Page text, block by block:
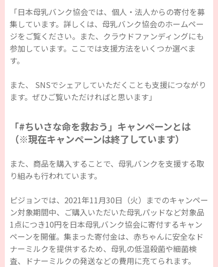
「日本母乳バンク協会では、個人・法人からの寄付を募
集しています。詳しくは、母乳バンク協会のホームペー
ジをご覧ください。また、クラウドファンディングにも
参加しています。ここでは支援方法をいくつか選べま
す。
また、 SNSでシェアしていただくことも支援につながり
ます。ぜひご覧いただければと思います」
「#ちいさな命を救おう」キャンペーンとは
（※現在キャンペーンは終了しています）
また、商品を購入することで、母乳バンクを支援する取
り組みも行われています。
ピジョンでは、2021年11月30日（火）までのキャンペー
ン対象期間中、ご購入いただいた母乳パッドなど対象品
1点につき10円を日本母乳バンク協会に寄付するキャン
ペーンを開催。集まった寄付金は、赤ちゃんに安全なド
ナーミルクを提供するため、母乳の低温殺菌や細菌検
査、ドナーミルクの発送などの費用に充てられます。